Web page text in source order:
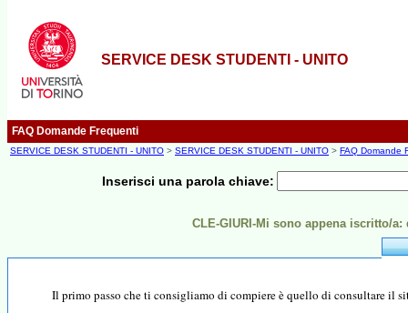
SERVICE DESK STUDENTI - UNITO
FAQ Domande Frequenti
SERVICE DESK STUDENTI - UNITO > SERVICE DESK STUDENTI - UNITO > FAQ Domande
Inserisci una parola chiave:
CLE-GIURI-Mi sono appena iscritto/
Il primo passo che ti consigliamo di compiere è quello di consultare il